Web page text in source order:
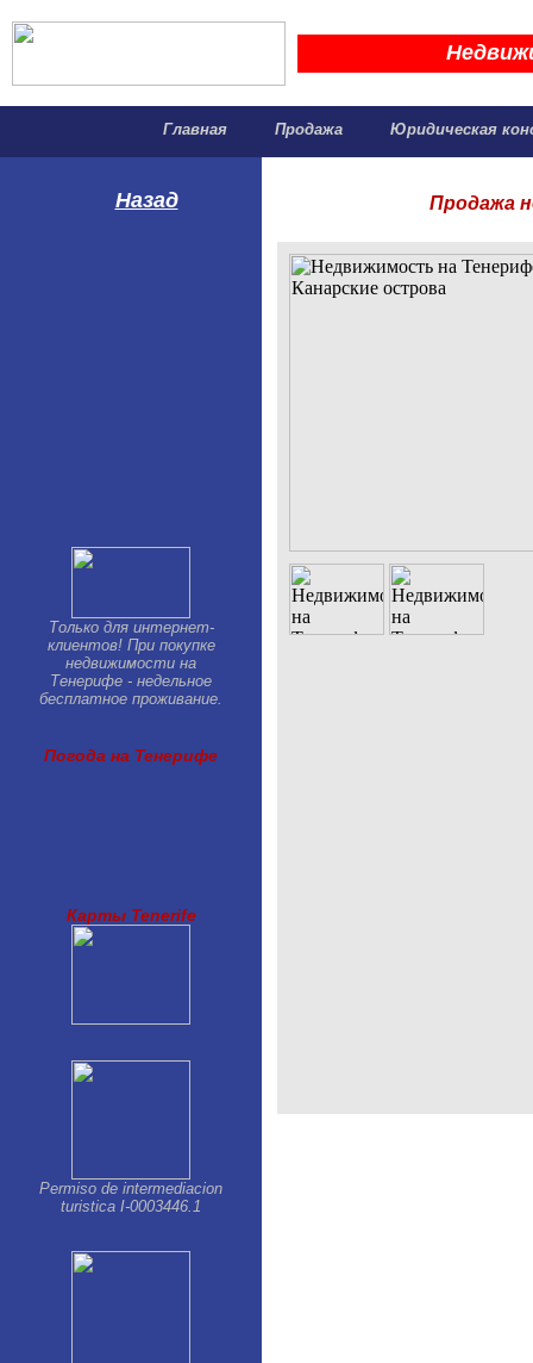
Главная Продажа Юридическая
Назад
Только для интернет-
клиентов! При покупке
недвижимости на
Тенерифе - недельное
бесплатное проживание.
Погода на Тенерифе
Карты Tenerife
Permiso de intermediacion
turistica I-0003446.1
Продажа